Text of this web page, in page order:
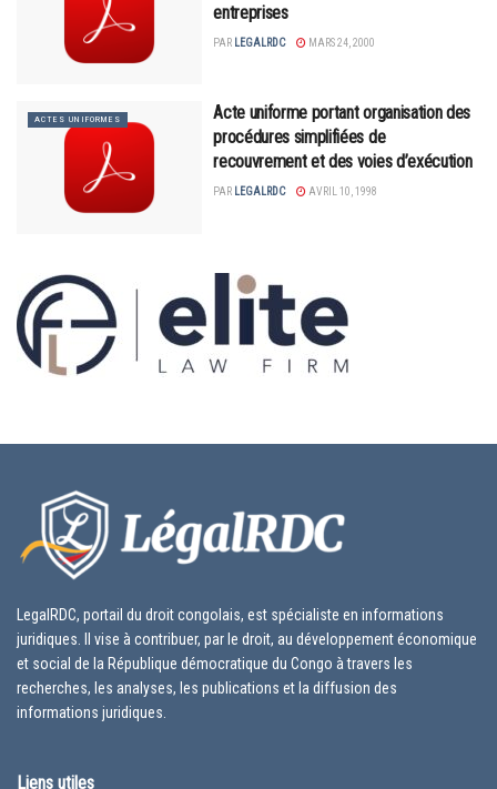
entreprises
PAR LEGALRDC MARS 24, 2000
ACTES UNIFORMES
Acte uniforme portant organisation des
procédures simplifiées de
recouvrement et des voies d’exécution
PAR LEGALRDC AVRIL 10, 1998
LegalRDC, portail du droit congolais, est spécialiste en informations
juridiques. Il vise à contribuer, par le droit, au développement économique
et social de la République démocratique du Congo à travers les
recherches, les analyses, les publications et la diffusion des
informations juridiques.
Liens utiles